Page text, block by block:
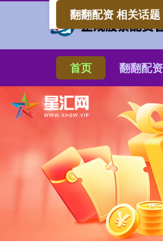
首页 翻翻配资
翻翻配资 相关话题